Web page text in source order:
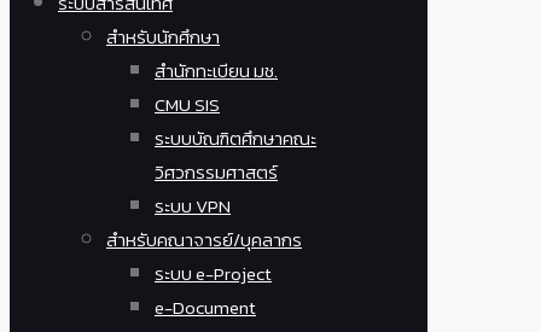
สำหรับนักศึกษา
สำนักทะเบียน มช.
CMU SIS
ระบบบัณฑิตศึกษาคณะ
วิศวกรรมศาสตร์
ระบบ VPN
สำหรับคณาจารย์/บุคลากร
ระบบ e-Project
e-Document